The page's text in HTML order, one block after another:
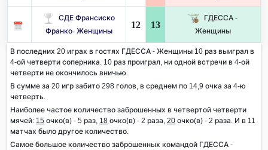
СДЕ Франсиско
Франко- Женщины
12 13
ГДЕССА -
Женщины
В последних 20 играх в гостях ГДЕССА - Женщины 10 раз выиграл в
4-ой четверти соперника. 10 раз проиграл, ни одной встречи в 4-ой
четверти не окончилось вничью.
В сумме за 20 игр забито 298 голов, в среднем по 14,9 очка за 4-ю
четверть.
Наиболее частое количество заброшенных в четвертой четверти
мячей: 15 очко(в) - 5 раз, 18 очко(в) - 2 раза, 20 очко(в) - 2 раза. И в 11
матчах было другое количество.
Самое большое количество заброшенных командой ГДЕССА -